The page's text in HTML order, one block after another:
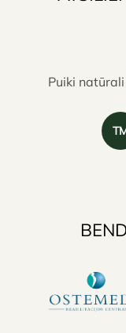
Puiki natūrali